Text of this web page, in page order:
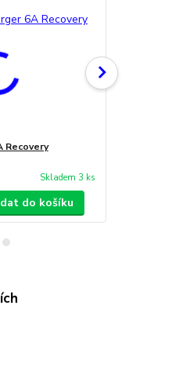
Recovery
Skladem 3 ks
do košíku